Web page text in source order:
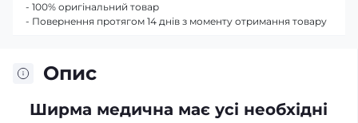
Опис
Ширма медична має усі необхідні
- 100% оригінальний товар
- Повернення протягом 14 днів з моменту отримання товару